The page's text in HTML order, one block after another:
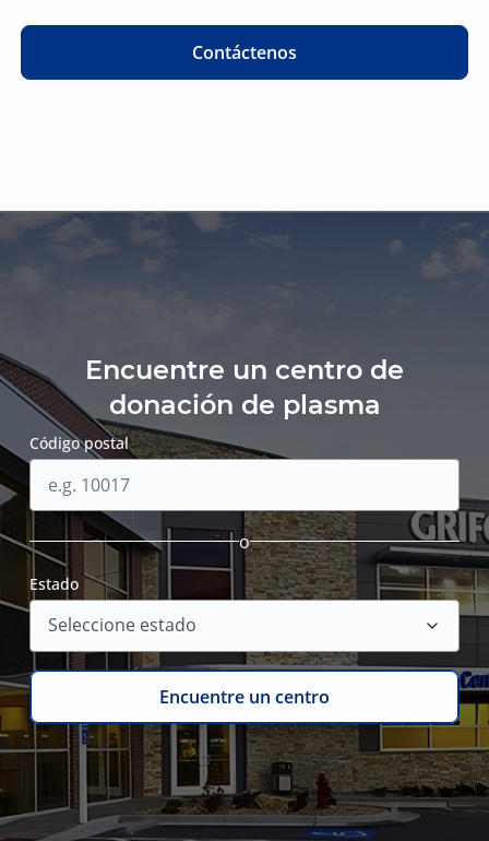
Contáctenos
Encuentre un centro de
donación de plasma
Código postal
o
Estado
Encuentre un centro